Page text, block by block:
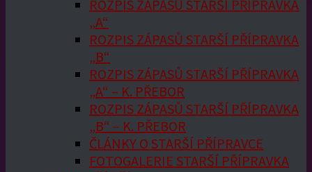
ROZPIS ZÁPASŮ STARŠÍ PŘÍPRAVKA
„A“
ROZPIS ZÁPASŮ STARŠÍ PŘÍPRAVKA
„B“
ROZPIS ZÁPASŮ STARŠÍ PŘÍPRAVKA
„A“ – K. PŘEBOR
ROZPIS ZÁPASŮ STARŠÍ PŘÍPRAVKA
„B“ – K. PŘEBOR
ČLÁNKY O STARŠÍ PŘÍPRAVCE
FOTOGALERIE STARŠÍ PŘÍPRAVKA